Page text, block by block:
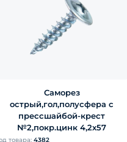
Саморез
острый,гол,полусфера с
прессшайбой-крест
№2,покр.цинк 4,2х57
товара: 4382